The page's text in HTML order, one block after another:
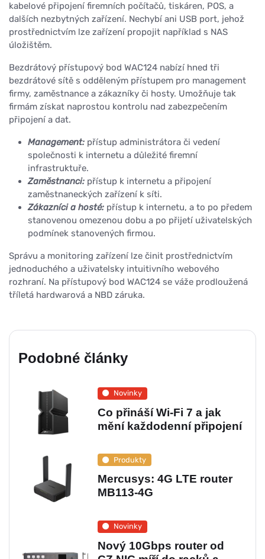
kabelové připojení firemních počítačů, tiskáren, POS, a
dalších nezbytných zařízení. Nechybí ani USB port, jehož
prostřednictvím lze zařízení propojit například s NAS
úložištěm.
Bezdrátový přístupový bod WAC124 nabízí hned tři
bezdrátové sítě s odděleným přístupem pro management
firmy, zaměstnance a zákazníky či hosty. Umožňuje tak
firmám získat naprostou kontrolu nad zabezpečením
připojení a dat.
Management: přístup administrátora či vedení
společnosti k internetu a důležité firemní
infrastruktuře.
Zaměstnanci: přístup k internetu a připojení
zaměstnaneckých zařízení k síti.
Zákazníci a hosté: přístup k internetu, a to po předem
stanovenou omezenou dobu a po přijetí uživatelských
podmínek stanovených firmou.
Správu a monitoring zařízení lze činit prostřednictvím
jednoduchého a uživatelsky intuitivního webového
rozhraní. Na přístupový bod WAC124 se váže prodloužená
tříletá hardwarová a NBD záruka.
Podobné články
Novinky
Co přináší Wi-Fi 7 a jak
mění každodenní připojení
Produkty
Mercusys: 4G LTE router
MB113-4G
Novinky
Nový 10Gbps router od